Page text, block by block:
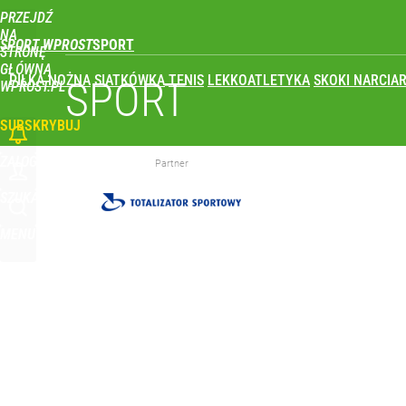
PRZEJDŹ
NA
STRONĘ
GŁÓWNĄ
WPROST.PL
SPORT WPROST
PIŁKA NOŻNA SIATKÓWKA TENIS LEKKOATLETYKA SKOKI
SUBSKRYBUJ
To największa siła reprezentacji Polski. Reszta
Polka wróciła po udarze i nie kryła wzruszenia. To
SPORT
Partner